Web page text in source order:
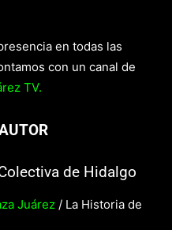
en todas las
con un canal de
TV.
de Hidalgo
Juárez / La Historia de